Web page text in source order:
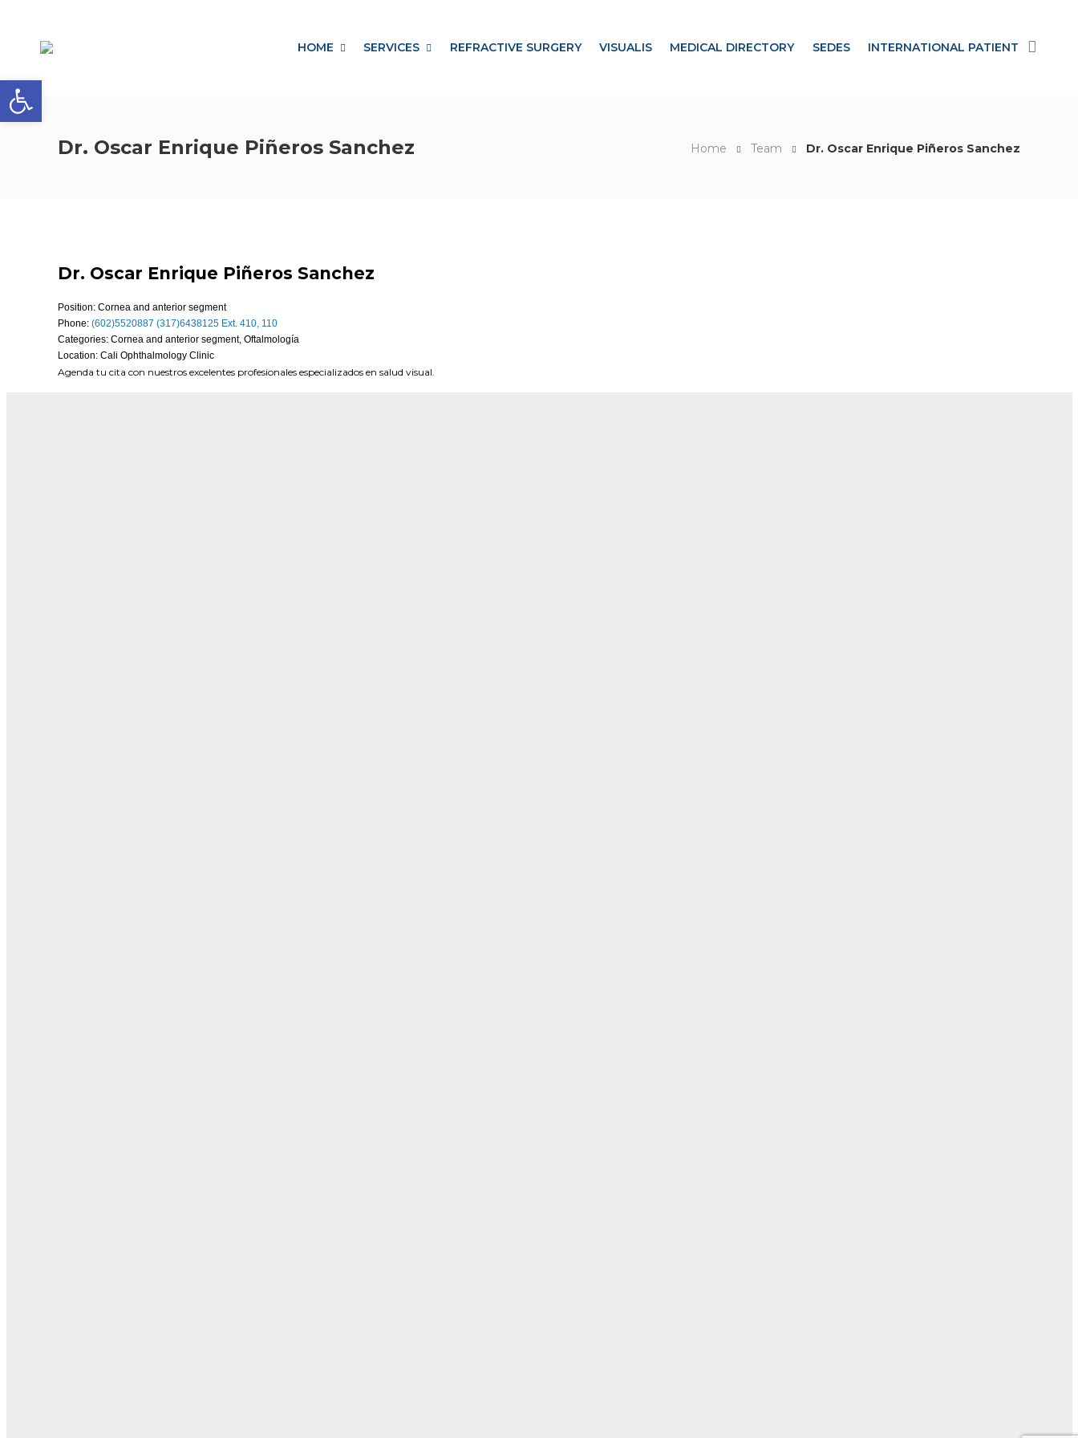
HOME SERVICES REFRACTIVE SURGERY VISUALIS MEDICAL DIRECTORY SEDES INTERNATIONAL PATIENT
Dr. Oscar Enrique Piñeros Sanchez Home Team Dr. Oscar Enrique Piñeros Sanchez
Dr. Oscar Enrique Piñeros Sanchez
Position: Cornea and anterior segment
Phone: (602)5520887 (317)6438125 Ext. 410, 110
Categories: Cornea and anterior segment, Oftalmología
Location: Cali Ophthalmology Clinic
Agenda tu cita con nuestros excelentes profesionales especializados en salud visual.
Open toolbar